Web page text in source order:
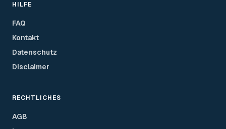
HILFE
FAQ
Kontakt
Datenschutz
Disclaimer
RECHTLICHES
AGB